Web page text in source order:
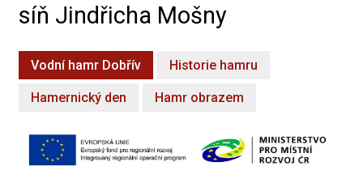
síň Jindřicha Mošny
Vodní hamr Dobřív Historie hamru
Hamernický den Hamr obrazem